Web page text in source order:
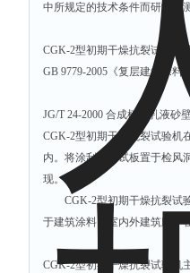
中所规定的技术条件而研制的
CGK-2型初期干燥抗裂试验
GB 9779-2005《复层建筑涂料
JG/T 24-2000 合成树脂乳液砂
CGK-2型初期干燥抗裂试验机
内。将涂刮好的试板置于检风
现。
CGK-2型初期干燥抗裂试
于建筑涂料、室内外建筑腻
CGK-2型初期干燥抗裂试验